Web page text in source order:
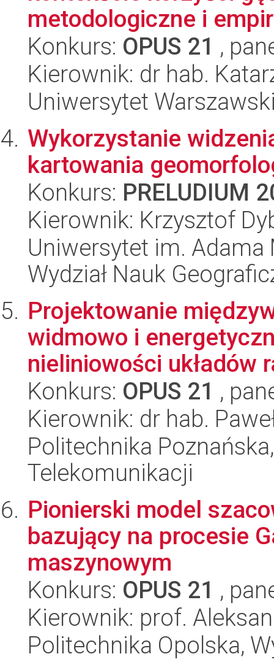
metodologiczne i
Konkurs: OPUS 21 ,
Kierownik: dr hab.
Uniwersytet
Wykorzystanie
kartowania
Konkurs: PRELUDIUM
Kierownik: Krzysztof
Uniwersytet im.
Wydział Nauk
Projektowanie
widmowo i
nieliniowości układów
Konkurs: OPUS 21 ,
Kierownik: dr hab.
Politechnika
Telekomunikacji
Pionierski model
bazujący na procesie
maszynowym
Konkurs: OPUS 21 ,
Kierownik: prof.
Politechnika Opolska,